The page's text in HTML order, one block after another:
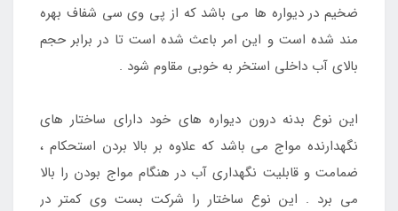
ضخیم در دیواره ها می باشد که از پی وی سی شفاف بهره
مند شده است و این امر باعث شده است تا در برابر حجم
بالای آب داخلی استخر به خوبی مقاوم شود .
این نوع بدنه درون دیواره های خود دارای ساختار های
نگهدارنده مواج می باشد که علاوه بر بالا بردن استحکام ،
ضمامت و قابلیت نگهداری آب در هنگام مواج بودن را بالا
می برد . این نوع ساختار را شرکت بست وی کمتر در